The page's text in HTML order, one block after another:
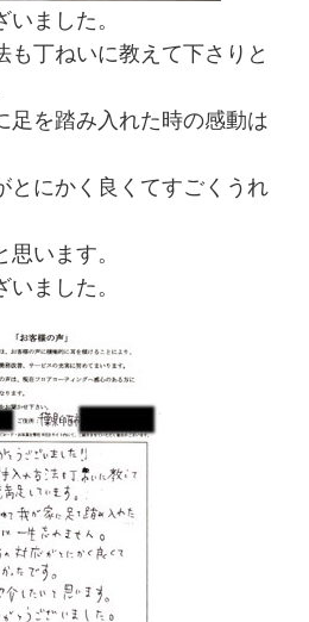
ました。
丁ねいに教えて下さりと
足を踏み入れた時の感動は
とにかく良くてすごくうれ
います。
ました。